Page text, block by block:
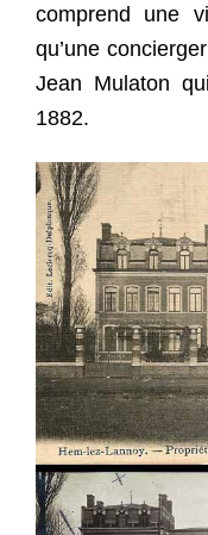
comprend une
qu’une
Jean Mulaton
1882.